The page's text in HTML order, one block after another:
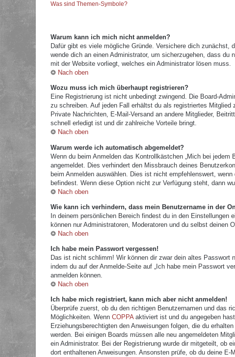
Was sind Themen-Symbole?
Warum kann ich mich nicht anmelden?
Dafür gibt es viele mögliche Gründe. Versichere dich
wende dich an einen Administrator, um sicherzugehen, dass
mit der Website vorliegt, welches ein Administrator lösen muss.
Nach oben
Wozu muss ich mich überhaupt registrieren?
Eine Registrierung ist nicht unbedingt zwingend. Die Board-
zu schreiben. Auf jeden Fall erhältst du als registriertes
Private Nachrichten, E-Mail-Versand an andere Mitglieder,
schnell erledigt ist und dir zahlreiche Vorteile bringt.
Nach oben
Warum werde ich automatisch abgemeldet?
Wenn du beim Anmelden das Kontrollkästchen „Mich bei
angemeldet. Dies verhindert den Missbrauch deines
beim Anmelden auswählen. Dies ist nicht empfehlenswert,
befindest. Wenn diese Option nicht zur Verfügung steht, dann
Nach oben
Wie kann ich verhindern, dass mein Benutzername in der
In deinem persönlichen Bereich findest du in den Einstellungen
können nur Administratoren, Moderatoren und du selbst deinen
Nach oben
Ich habe mein Passwort vergessen!
Das ist nicht schlimm! Wir können dir zwar dein altes
indem du auf der Anmelde-Seite auf „Ich habe mein Passwort
anmelden können.
Nach oben
Ich habe mich registriert, kann mich aber nicht anmelden!
Überprüfe zuerst, ob du den richtigen Benutzernamen und das
Möglichkeiten. Wenn COPPAaktiviert ist und du angegeben
Erziehungsberechtigten den Anweisungen folgen, die du
werden. Bei einigen Boards müssen alle neu angemeldeten
ein Administrator. Bei der Registrierung wurde dir mitgeteilt, ob
dort enthaltenen Anweisungen. Ansonsten prüfe, ob du deine